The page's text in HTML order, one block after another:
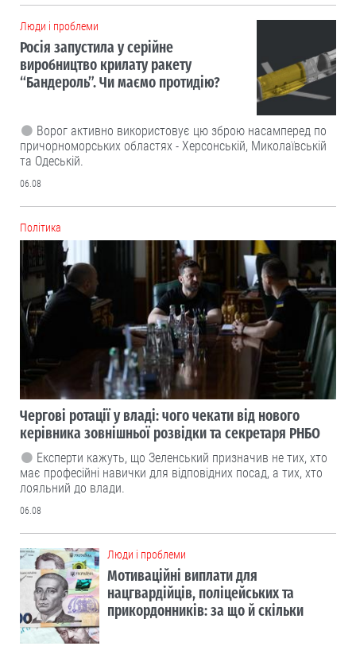
Люди і проблеми
Росія запустила у серійне
виробництво крилату ракету
“Бандероль”. Чи маємо протидію?
Ворог активно використовує цю зброю насамперед по
причорноморських областях - Херсонській, Миколаївській
та Одеській.
06.08
Політика
Чергові ротації у владі: чого чекати від нового
керівника зовнішньої розвідки та секретаря РНБО
Експерти кажуть, що Зеленський призначив не тих, хто
має професійні навички для відповідних посад, а тих, хто
лояльний до влади.
06.08
Люди і проблеми
Мотиваційні виплати для
нацгвардійців, поліцейських та
прикордонників: за що й скільки